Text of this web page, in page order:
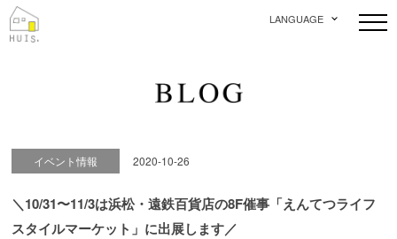
LANGUAGE
イベント情報 2020-10-26
＼10/31〜11/3は浜松・遠鉄百貨店の8F催事「えんてつライフ
スタイルマーケット」に出展します／